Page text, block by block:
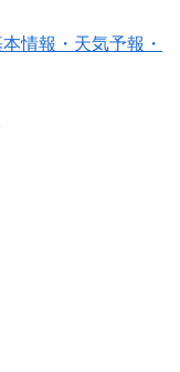
情報・天気予報・